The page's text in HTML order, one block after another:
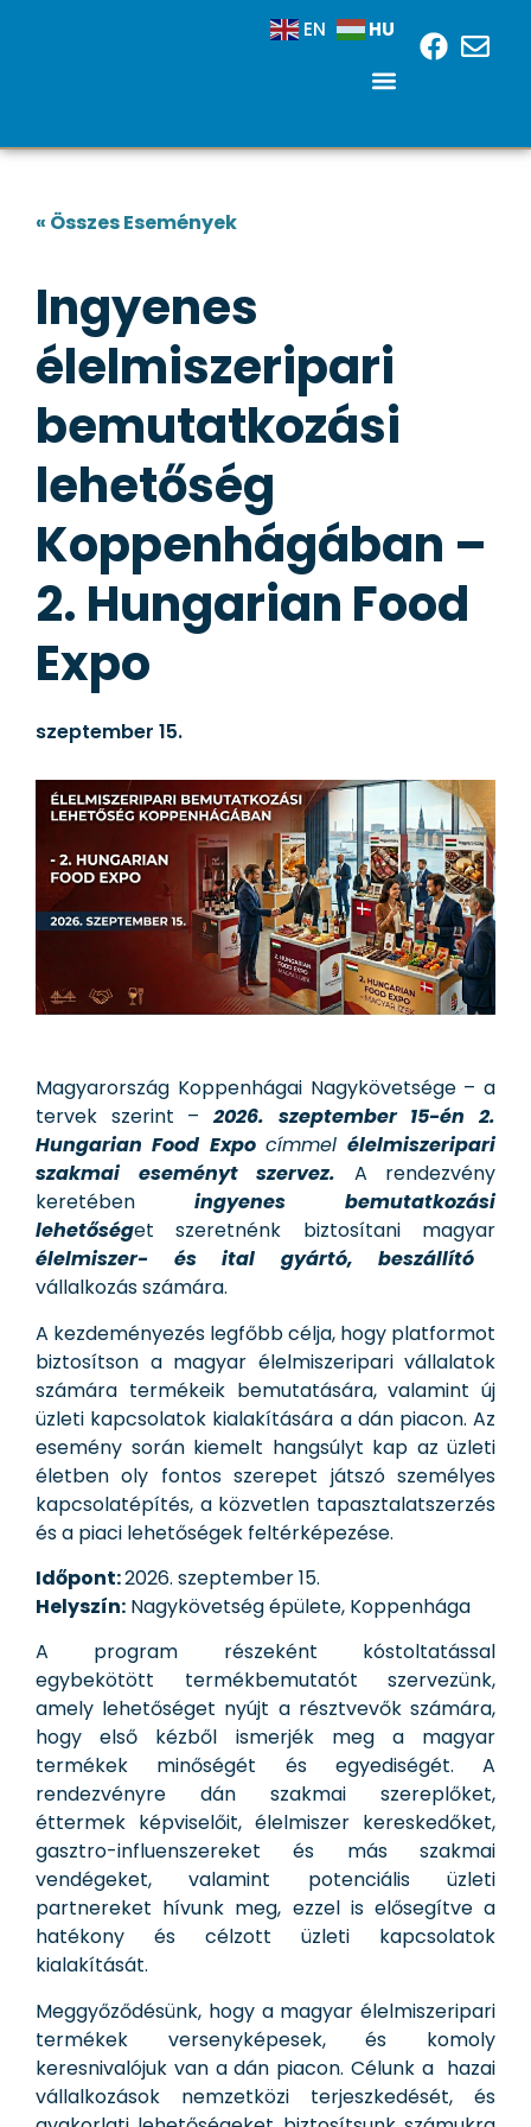
EN HU
« Összes Események
Ingyenes
élelmiszeripari
bemutatkozási
lehetőség
Koppenhágában –
2. Hungarian Food
Expo
szeptember 15.
Magyarország Koppenhágai Nagykövetsége – a
tervek szerint – 2026. szeptember 15-én 2.
Hungarian Food Expo címmel élelmiszeripari
szakmai eseményt szervez. A rendezvény
keretében ingyenes bemutatkozási
lehetőséget szeretnénk biztosítani magyar
élelmiszer- és ital gyártó, beszállító
vállalkozás számára.
A kezdeményezés legfőbb célja, hogy platformot
biztosítson a magyar élelmiszeripari vállalatok
számára termékeik bemutatására, valamint új
üzleti kapcsolatok kialakítására a dán piacon. Az
esemény során kiemelt hangsúlyt kap az üzleti
életben oly fontos szerepet játszó személyes
kapcsolatépítés, a közvetlen tapasztalatszerzés
és a piaci lehetőségek feltérképezése.
Időpont:2026. szeptember 15.
Helyszín: Nagykövetség épülete, Koppenhága
A program részeként kóstoltatással
egybekötött termékbemutatót szervezünk,
amely lehetőséget nyújt a résztvevők számára,
hogy első kézből ismerjék meg a magyar
termékek minőségét és egyediségét. A
rendezvényre dán szakmai szereplőket,
éttermek képviselőit, élelmiszer kereskedőket,
gasztro-influenszereket és más szakmai
vendégeket, valamint potenciális üzleti
partnereket hívunk meg, ezzel is elősegítve a
hatékony és célzott üzleti kapcsolatok
kialakítását.
Meggyőződésünk, hogy a magyar élelmiszeripari
termékek versenyképesek, és komoly
keresnivalójuk van a dán piacon. Célunk a hazai
vállalkozások nemzetközi terjeszkedését, és